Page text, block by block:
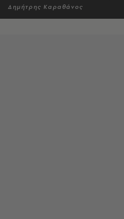
Δημήτρης Καραθάνος